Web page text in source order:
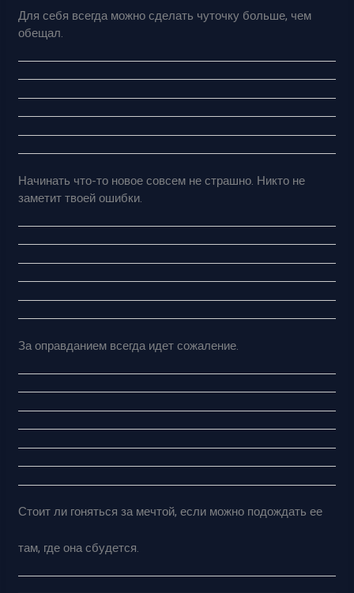
Для себя всегда можно сделать чуточку больше, чем
обещал.
Начинать что-то новое совсем не страшно. Никто не
заметит твоей ошибки.
За оправданием всегда идет сожаление.
Стоит ли гоняться за мечтой, если можно подождать ее
там, где она сбудется.